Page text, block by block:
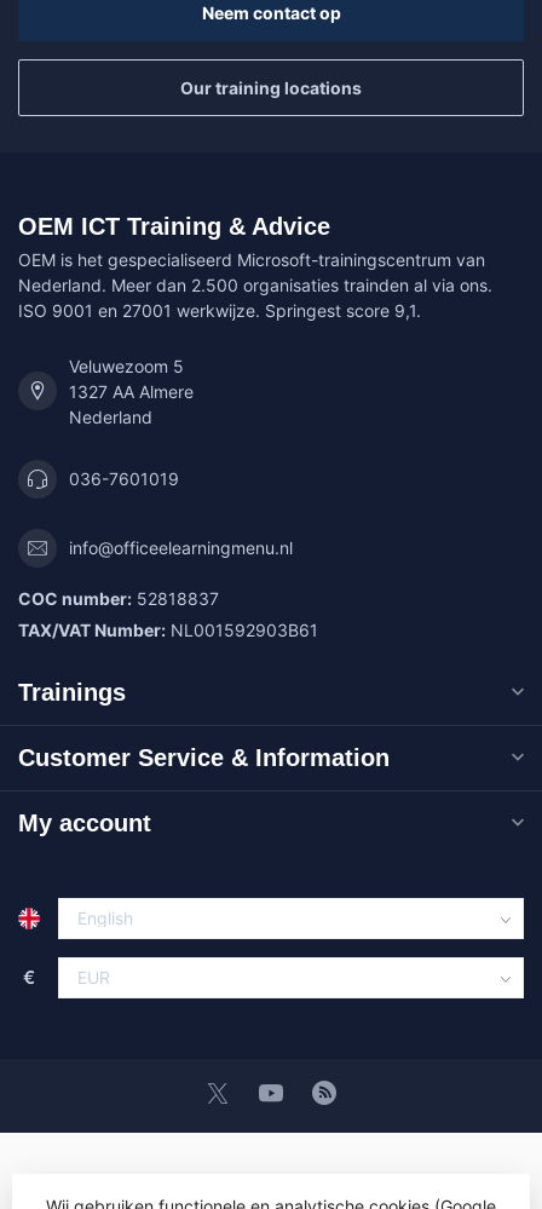
Neem contact op
Our training locations
OEM ICT Training & Advice
OEM is het gespecialiseerd Microsoft-trainingscentrum van
Nederland. Meer dan 2.500 organisaties trainden al via ons.
ISO 9001 en 27001 werkwijze. Springest score 9,1.
Veluwezoom 5
1327 AA Almere
Nederland
036-7601019
info@officeelearningmenu.nl
COC number: 52818837
TAX/VAT Number: NL001592903B61
Trainings
Customer Service & Information
My account
€